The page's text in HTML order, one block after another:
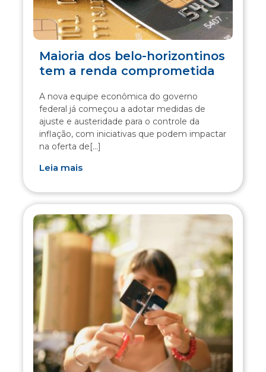
Maioria dos belo-horizontinos
tem a renda comprometida
A nova equipe econômica do governo
federal já começou a adotar medidas de
ajuste e austeridade para o controle da
inflação, com iniciativas que podem impactar
na oferta de[...]
Leia mais